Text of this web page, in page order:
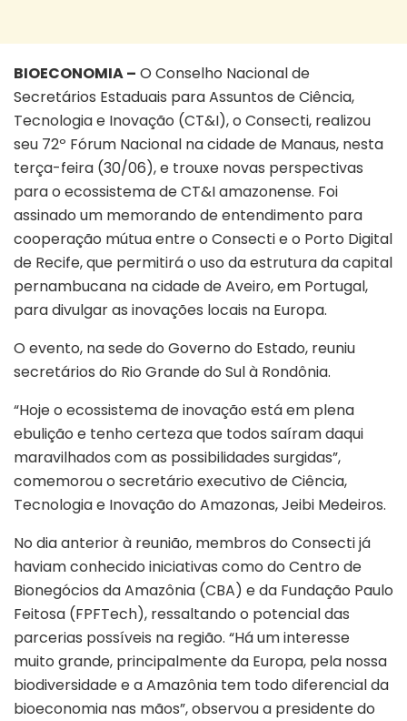
BIOECONOMIA – O Conselho Nacional de
Secretários Estaduais para Assuntos de Ciência,
Tecnologia e Inovação (CT&I), o Consecti, realizou
seu 72º Fórum Nacional na cidade de Manaus, nesta
terça-feira (30/06), e trouxe novas perspectivas
para o ecossistema de CT&I amazonense. Foi
assinado um memorando de entendimento para
cooperação mútua entre o Consecti e o Porto Digital
de Recife, que permitirá o uso da estrutura da capital
pernambucana na cidade de Aveiro, em Portugal,
para divulgar as inovações locais na Europa.
O evento, na sede do Governo do Estado, reuniu
secretários do Rio Grande do Sul à Rondônia.
“Hoje o ecossistema de inovação está em plena
ebulição e tenho certeza que todos saíram daqui
maravilhados com as possibilidades surgidas”,
comemorou o secretário executivo de Ciência,
Tecnologia e Inovação do Amazonas, Jeibi Medeiros.
No dia anterior à reunião, membros do Consecti já
haviam conhecido iniciativas como do Centro de
Bionegócios da Amazônia (CBA) e da Fundação Paulo
Feitosa (FPFTech), ressaltando o potencial das
parcerias possíveis na região. “Há um interesse
muito grande, principalmente da Europa, pela nossa
biodiversidade e a Amazônia tem todo diferencial da
bioeconomia nas mãos”, observou a presidente do